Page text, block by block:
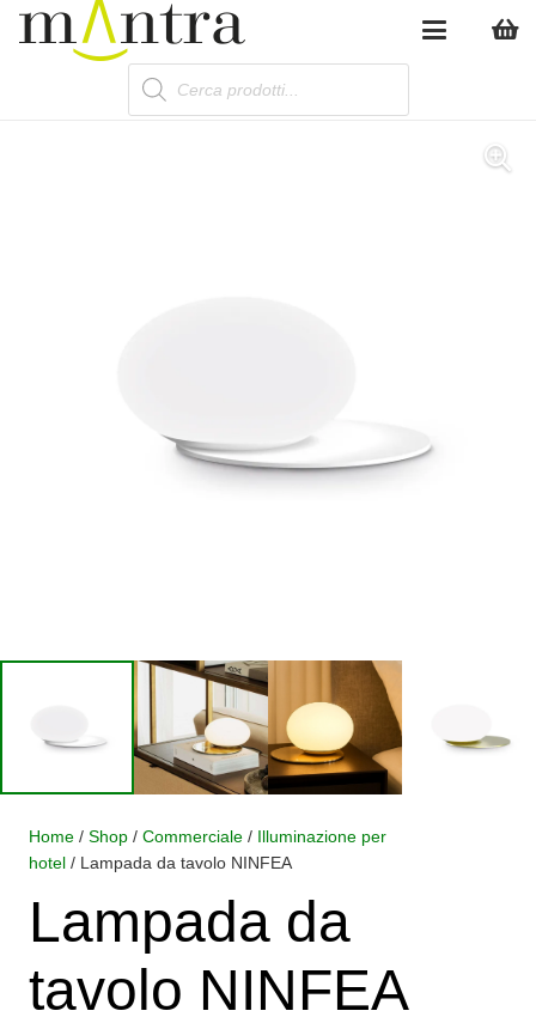
Products
search
Home / Shop / Commerciale / Illuminazione per
hotel / Lampada da tavolo NINFEA
Lampada da
tavolo NINFEA